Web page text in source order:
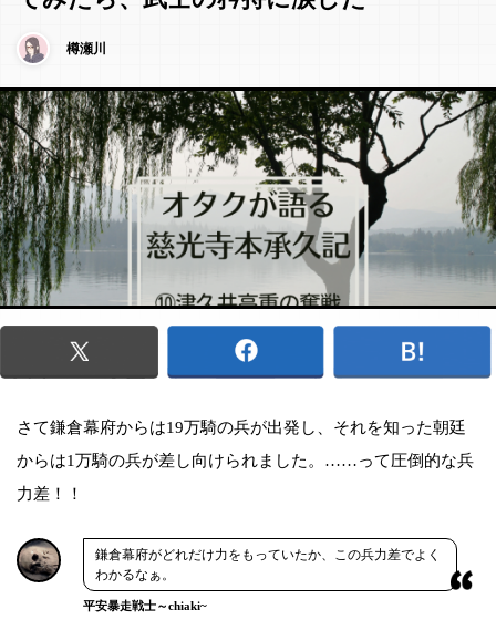
樽瀬川
さて鎌倉幕府からは19万騎の兵が出発し、それを知った朝廷
からは1万騎の兵が差し向けられました。……って圧倒的な兵
力差！！
鎌倉幕府がどれだけ力をもっていたか、この兵力差でよく
わかるなぁ。
平安暴走戦士～chiaki~